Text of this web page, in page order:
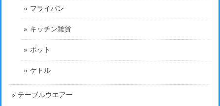
フライパン
キッチン雑貨
ポット
ケトル
テーブルウエアー